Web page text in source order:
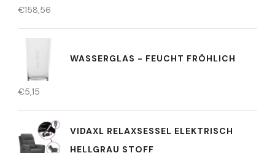
€158,56
WASSERGLAS - FEUCHT FRÖHLICH
€5,15
VIDAXL RELAXSESSEL ELEKTRISCH
HELLGRAU STOFF